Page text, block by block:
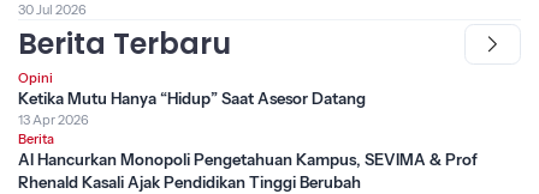
30 Jul 2026
Berita Terbaru
Opini
Ketika Mutu Hanya “Hidup” Saat Asesor Datang
13 Apr 2026
Berita
AI Hancurkan Monopoli Pengetahuan Kampus, SEVIMA & Prof
Rhenald Kasali Ajak Pendidikan Tinggi Berubah